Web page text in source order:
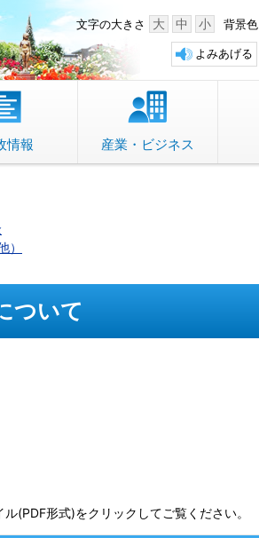
郷」のふるさと 背景色
文字の大きさ 大 中 小
よみあげる
情報 産業・ビジネス
）
ついて
(PDF形式)をクリックしてご覧ください。